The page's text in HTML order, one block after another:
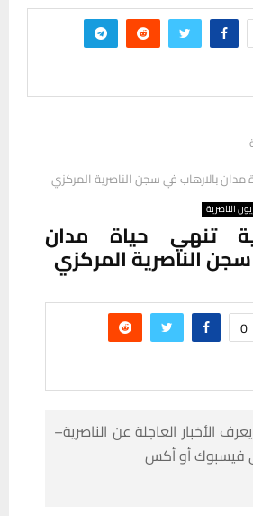
بالارهاب في سجن الناصرية المركزي
الناصرية
تنهي حياة مدان
الناصرية المركزي
0
الأخبار العاجلة عن الناصرية–
فيسبوك أو أكس